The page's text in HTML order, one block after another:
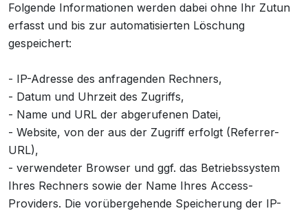
Folgende Informationen werden dabei ohne Ihr Zutun
erfasst und bis zur automatisierten Löschung
gespeichert:
- IP-Adresse des anfragenden Rechners,
- Datum und Uhrzeit des Zugriffs,
- Name und URL der abgerufenen Datei,
- Website, von der aus der Zugriff erfolgt (Referrer-
URL),
- verwendeter Browser und ggf. das Betriebssystem
Ihres Rechners sowie der Name Ihres Access-
Providers. Die vorübergehende Speicherung der IP-